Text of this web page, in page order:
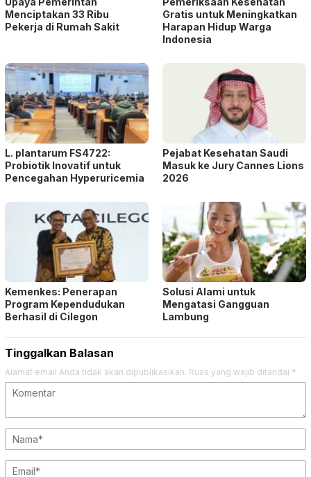
Menciptakan 33 Ribu
Pekerja di Rumah Sakit
Gratis untuk Meningkatkan
Harapan Hidup Warga
Indonesia
L. plantarum FS4722:
Probiotik Inovatif untuk
Pencegahan Hyperuricemia
Pejabat Kesehatan Saudi
Masuk ke Jury Cannes Lions
2026
Kemenkes: Penerapan
Program Kependudukan
Berhasil di Cilegon
Solusi Alami untuk
Mengatasi Gangguan
Lambung
Tinggalkan Balasan
Alamat email Anda tidak akan dipublikasikan. Ruas yang wajib ditandai *